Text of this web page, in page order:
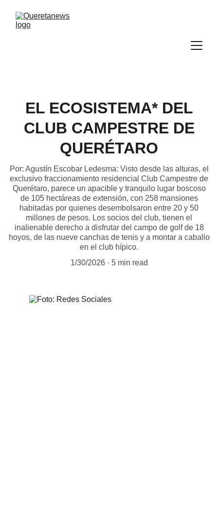
EL ECOSISTEMA* DEL
CLUB CAMPESTRE DE
QUERÉTARO
Por: Agustín Escobar Ledesma: Visto desde las alturas, el
exclusivo fraccionamiento residencial Club Campestre de
Querétaro, parece un apacible y tranquilo lugar boscoso
de 105 hectáreas de extensión, con 258 mansiones
habitadas por quienes desembolsaron entre 20 y 50
millones de pesos. Los socios del club, tienen el
inalienable derecho a disfrutar del campo de golf de 18
hoyos, de las nueve canchas de tenis y a montar a caballo
en el club hípico.
1/30/2026
5 min read